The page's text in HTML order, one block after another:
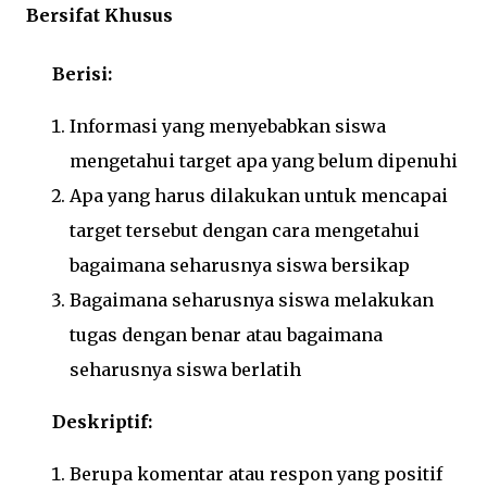
Bersifat Khusus
Berisi:
Informasi yang menyebabkan siswa
mengetahui target apa yang belum dipenuhi
Apa yang harus dilakukan untuk mencapai
target tersebut dengan cara mengetahui
bagaimana seharusnya siswa bersikap
Bagaimana seharusnya siswa melakukan
tugas dengan benar atau bagaimana
seharusnya siswa berlatih
Deskriptif:
Berupa komentar atau respon yang positif